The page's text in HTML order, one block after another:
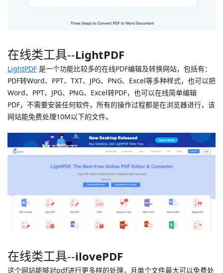
在线类工具--LightPDF
LightPDF 是一个功能比较多的在线PDF编辑及转换网站，包括有：
PDF转Word、PPT、TXT、JPG、PNG、Excel等多种样式，也可以把
Word、PPT、JPG、PNG、Excel转PDF，也可以在线简单编辑
PDF，不需要安装任何软件，所有的操作过程都是在浏览器进行，该
网站能免费处理10M以下的文件。
在线类工具--ilovePDF
这个网站能够对pdf进行更多样的处理，且单个文件最大可以免费处